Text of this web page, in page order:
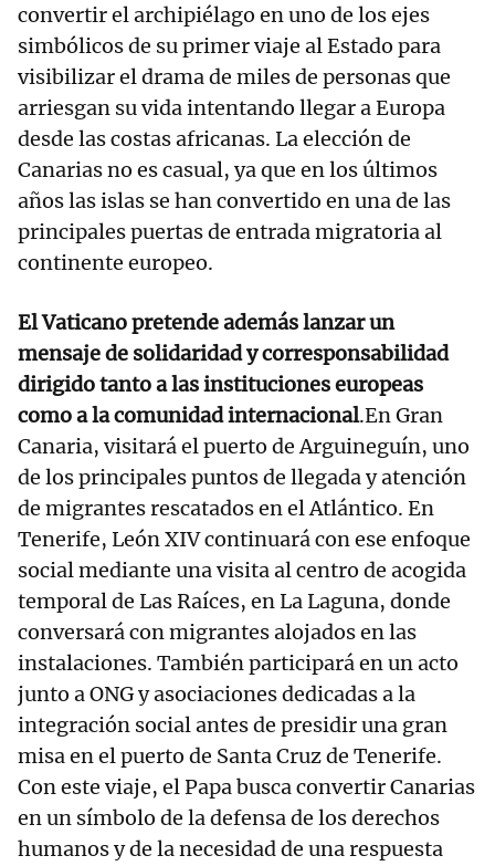
convertir el archipiélago en uno de los ejes
simbólicos de su primer viaje al Estado para
visibilizar el drama de miles de personas que
arriesgan su vida intentando llegar a Europa
desde las costas africanas. La elección de
Canarias no es casual, ya que en los últimos
años las islas se han convertido en una de las
principales puertas de entrada migratoria al
continente europeo.
El Vaticano pretende además lanzar un
mensaje de solidaridad y corresponsabilidad
dirigido tanto a las instituciones europeas
como a la comunidad internacional.En Gran
Canaria, visitará el puerto de Arguineguín, uno
de los principales puntos de llegada y atención
de migrantes rescatados en el Atlántico. En
Tenerife, León XIV continuará con ese enfoque
social mediante una visita al centro de acogida
temporal de Las Raíces, en La Laguna, donde
conversará con migrantes alojados en las
instalaciones. También participará en un acto
junto a ONG y asociaciones dedicadas a la
integración social antes de presidir una gran
misa en el puerto de Santa Cruz de Tenerife.
Con este viaje, el Papa busca convertir Canarias
en un símbolo de la defensa de los derechos
humanos y de la necesidad de una respuesta